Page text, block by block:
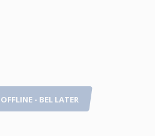
- BEL LATER